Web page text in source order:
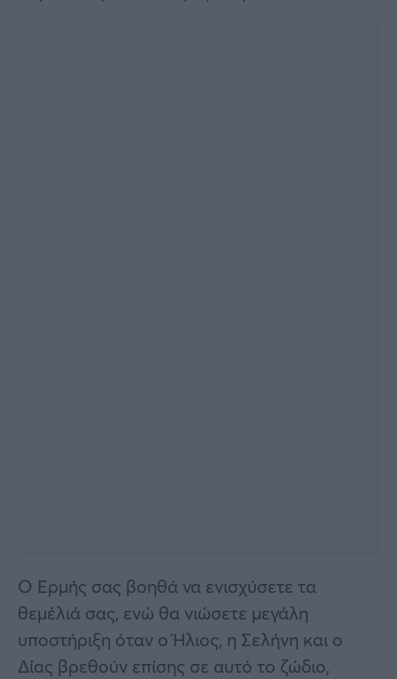
Ο Ερμής σας βοηθά να ενισχύσετε τα
θεμέλιά σας, ενώ θα νιώσετε μεγάλη
υποστήριξη όταν ο Ήλιος, η Σελήνη και ο
Δίας βρεθούν επίσης σε αυτό το ζώδιο,